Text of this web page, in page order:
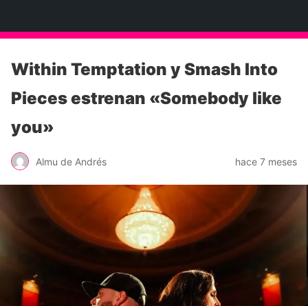
Within Temptation y Smash Into
Pieces estrenan «Somebody like
you»
Almu de Andrés hace 7 meses